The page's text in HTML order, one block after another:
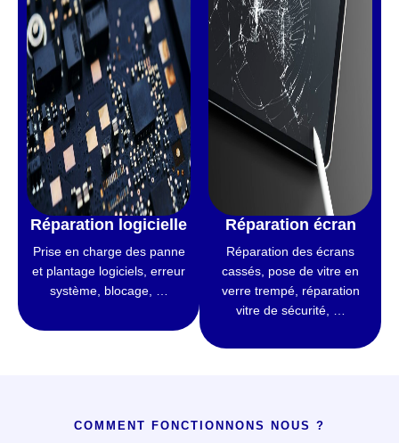
Réparation logicielle
Prise en charge des panne
et plantage logiciels, erreur
système, blocage, …
Réparation écran
Réparation des écrans
cassés, pose de vitre en
verre trempé, réparation
vitre de sécurité, …
COMMENT FONCTIONNONS NOUS ?